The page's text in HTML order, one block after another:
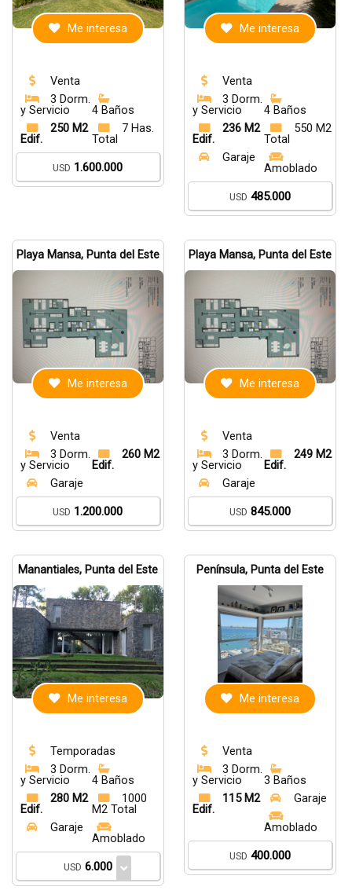
Me interesa
Venta
3 Dorm.
y Servicio
4 Baños
250 M2
Edif.
7 Has.
Total
USD 1.600.000
Me interesa
Venta
3 Dorm.
y Servicio
4 Baños
236 M2
Edif.
550 M2
Total
Garaje
Amoblado
USD 485.000
Playa Mansa, Punta del Este
Me interesa
Venta
3 Dorm.
y Servicio
260 M2
Edif.
Garaje
USD 1.200.000
Playa Mansa, Punta del Este
Me interesa
Venta
3 Dorm.
y Servicio
249 M2
Edif.
Garaje
USD 845.000
Manantiales, Punta del Este
Me interesa
Temporadas
3 Dorm.
y Servicio
4 Baños
280 M2
Edif.
1000
M2 Total
Garaje
Amoblado
USD 6.000
Península, Punta del Este
Me interesa
Venta
3 Dorm.
y Servicio
3 Baños
115 M2
Edif.
Garaje
Amoblado
USD 400.000